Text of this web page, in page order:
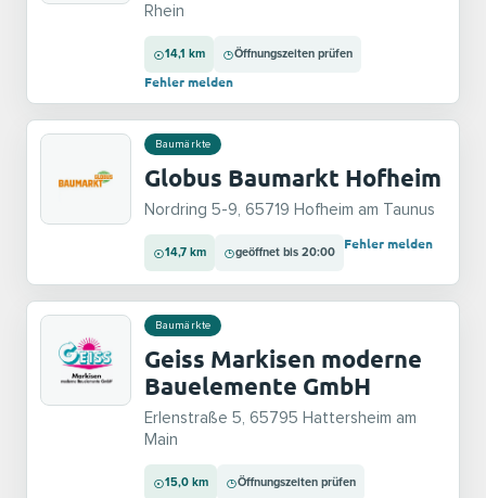
Rhein
14,1 km Öffnungszeiten prüfen
Fehler melden
Baumärkte
Globus Baumarkt Hofheim
Nordring 5-9, 65719 Hofheim am Taunus
14,7 km geöffnet bis 20:00
Fehler melden
Baumärkte
Geiss Markisen moderne
Bauelemente GmbH
Erlenstraße 5, 65795 Hattersheim am
Main
15,0 km Öffnungszeiten prüfen